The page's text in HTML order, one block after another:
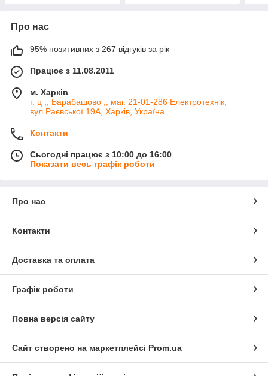
Про нас
95% позитивних з 267 відгуків за рік
Працює з 11.08.2011
м. Харків
т. ц ,, Барабашово ,, маг. 21-01-286 Електротехнік,
вул.Раєвської 19А, Харків, Україна
Контакти
Сьогодні працює з 10:00 до 16:00
Показати весь графік роботи
Про нас
Контакти
Доставка та оплата
Графік роботи
Повна версія сайту
Сайт створено на маркетплейсі Prom.ua